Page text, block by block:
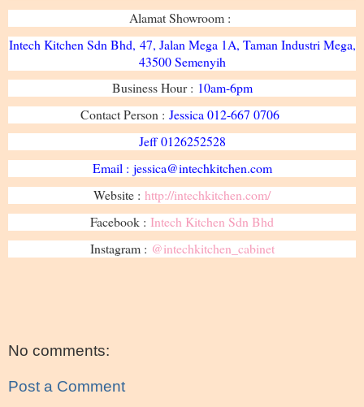
Alamat Showroom :
Intech Kitchen Sdn Bhd, 47, Jalan Mega 1A, Taman Industri Mega,
43500 Semenyih
Business Hour : 10am-6pm
Contact Person : Jessica 012-667 0706
Jeff 0126252528
Email : jessica@intechkitchen.com
Website : http://intechkitchen.com/
Facebook : Intech Kitchen Sdn Bhd
Instagram : @intechkitchen_cabinet
No comments:
Post a Comment